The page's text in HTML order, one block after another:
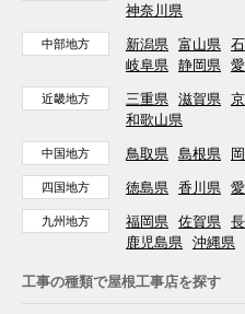
神奈川県
中部地方 新潟県 富山県
岐阜県 静岡県
近畿地方 三重県 滋賀県
和歌山県
中国地方 鳥取県 島根県
四国地方 徳島県 香川県
九州地方 福岡県 佐賀県
鹿児島県 沖縄県
工事の種類で屋根工事店を探す